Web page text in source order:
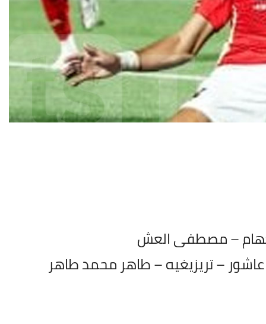
– مصطفى العش
– تريزيغيه – طاهر محمد طاهر